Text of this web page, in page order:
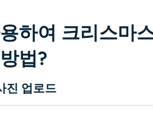
하여 크리스마
법?
진 업로드